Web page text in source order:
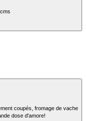
coupés, fromage de vache
dose d'amore!